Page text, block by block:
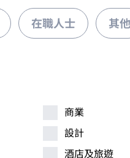
在職人士 其他
商業
設計
酒店及旅遊